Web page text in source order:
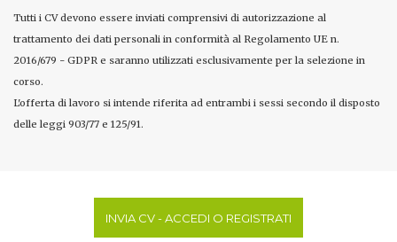
Tutti i CV devono essere inviati comprensivi di autorizzazione al
trattamento dei dati personali in conformità al Regolamento UE n.
2016/679 - GDPR e saranno utilizzati esclusivamente per la selezione in
corso.
L'offerta di lavoro si intende riferita ad entrambi i sessi secondo il disposto
delle leggi 903/77 e 125/91.
INVIA CV - ACCEDI O REGISTRATI